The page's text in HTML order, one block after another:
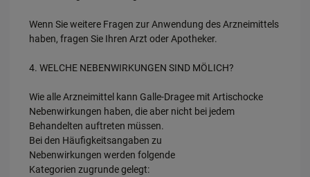
Wenn Sie weitere Fragen zur Anwendung des Arzneimittels
haben, fragen Sie Ihren Arzt oder Apotheker.
4. WELCHE NEBENWIRKUNGEN SIND MÖLICH?
Wie alle Arzneimittel kann Galle-Dragee mit Artischocke
Nebenwirkungen haben, die aber nicht bei jedem
Behandelten auftreten müssen.
Bei den Häufigkeitsangaben zu
Nebenwirkungen werden folgende
Kategorien zugrunde gelegt: